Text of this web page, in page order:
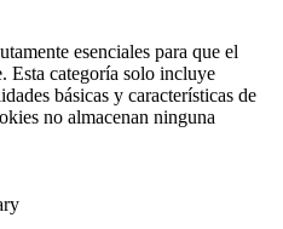
esenciales para que el
Esta categoría solo incluye
básicas y características de
no almacenan ninguna